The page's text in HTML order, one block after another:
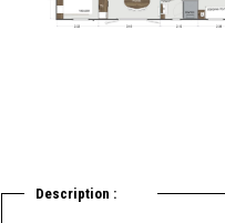
Description :